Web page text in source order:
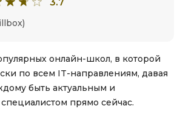
онлайн-школ, в которой
по всем IT-направлениям, давая
быть актуальным и
прямо сейчас.